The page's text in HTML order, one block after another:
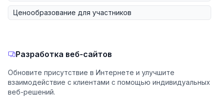
Ценообразование для участников
Разработка веб-сайтов
Обновите присутствие в Интернете и улучшите
взаимодействие с клиентами с помощью индивидуальных
веб-решений.